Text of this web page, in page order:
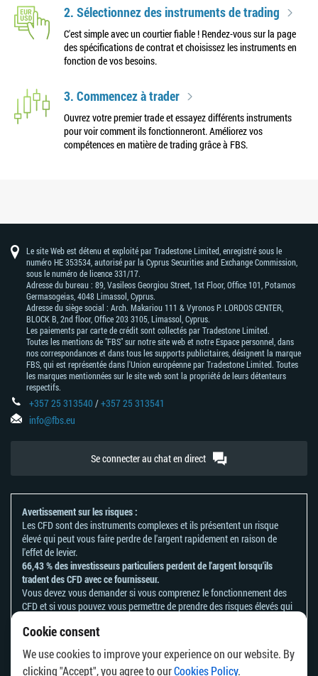
Cookie consent
We use cookies to improve your experience on our website. By
clicking "Accept", you agree to ourCookies Policy.
2. Sélectionnez des instruments de trading
C'est simple avec un courtier fiable ! Rendez-vous sur la page
des spécifications de contrat et choisissez les instruments en
fonction de vos besoins.
3. Commencez à trader
Ouvrez votre premier trade et essayez différents instruments
pour voir comment ils fonctionneront. Améliorez vos
compétences en matière de trading grâce à FBS.
Le site Web est détenu et exploité par Tradestone Limited, enregistré sous le
numéro HE 353534, autorisé par la Cyprus Securities and Exchange Commission,
sous le numéro de licence 331/17.
Adresse du bureau : 89, Vasileos Georgiou Street, 1st Floor, Office 101, Potamos
Germasogeias, 4048 Limassol, Cyprus.
Adresse du siège social : Arch. Makariou 111 & Vyronos Р. LORDOS CENTER,
BLOCK В, 2nd floor, Office 203 3105, Limassol, Cyprus.
Les paiements par carte de crédit sont collectés par Tradestone Limited.
Toutes les mentions de "FBS" sur notre site web et notre Espace personnel, dans
nos correspondances et dans tous les supports publicitaires, désignent la marque
FBS, qui est représentée dans l'Union européenne par Tradestone Limited. Toutes
les marques mentionnées sur le site web sont la propriété de leurs détenteurs
respectifs.
+357 25 313540/+357 25 313541
info@fbs.eu
Se connecter au chat en direct
Avertissement sur les risques :
Les CFD sont des instruments complexes et ils présentent un risque
élevé qui peut vous faire perdre de l'argent rapidement en raison de
l'effet de levier.
66,43 % des investisseurs particuliers perdent de l'argent lorsqu'ils
tradent des CFD avec ce fournisseur.
Vous devez vous demander si vous comprenez le fonctionnement des
CFD et si vous pouvez vous permettre de prendre des risques élevés qui
Veuillez vous référer à notre
de divulgation des risques
Les informations contenues sur ce site ne s'adressent pas aux résidents